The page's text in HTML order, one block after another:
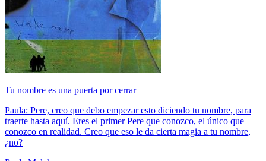
Tu nombre es una puerta por cerrar
Paula: Pere, creo que debo empezar esto diciendo tu nombre, para
traerte hasta aquí. Eres el primer Pere que conozco, el único que
conozco en realidad. Creo que eso le da cierta magia a tu nombre,
¿no?